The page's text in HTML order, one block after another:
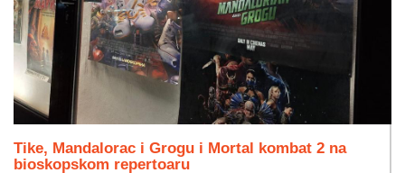
Tike, Mandalorac i Grogu i Mortal kombat 2 na
bioskopskom repertoaru